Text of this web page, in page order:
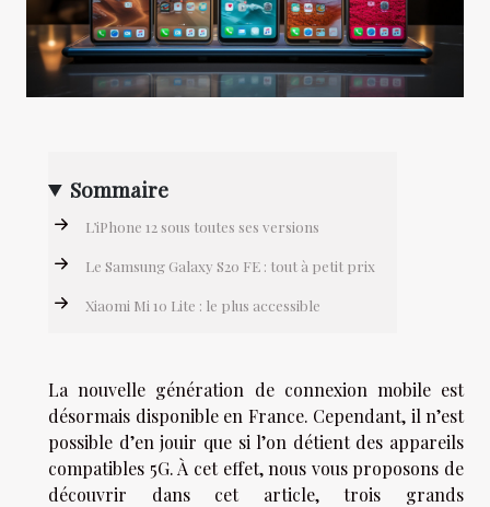
Sommaire
L’iPhone 12 sous toutes ses versions
Le Samsung Galaxy S20 FE : tout à petit prix
Xiaomi Mi 10 Lite : le plus accessible
La nouvelle génération de connexion mobile est
désormais disponible en France. Cependant, il n’est
possible d’en jouir que si l’on détient des appareils
compatibles 5G. À cet effet, nous vous proposons de
découvrir dans cet article, trois grands